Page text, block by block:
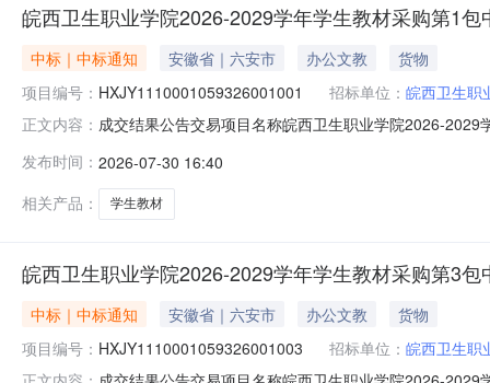
皖西卫生职业学院2026-2029学年学生教材采购第1包
中标｜中标通知 安徽省｜六安市 办公文教
货物
项目编号： HXJY1110001059326001001 招标单位： 皖西卫生职
正文内容： 成交结果公告交易项目名称皖西卫生职业学院2026-
结果公示发包结果类型成交结果成交公告发布时间2026
发布时间： 2026-07-30 16:40
相关产品：
学生教材
皖西卫生职业学院2026-2029学年学生教材采购第3包
中标｜中标通知 安徽省｜六安市 办公文教
货物
项目编号： HXJY1110001059326001003 招标单位： 皖西卫生职